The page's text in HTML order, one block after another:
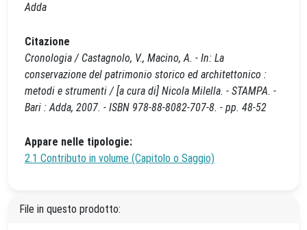
Adda
Citazione
Cronologia / Castagnolo, V., Macino, A. - In: La
conservazione del patrimonio storico ed architettonico :
metodi e strumenti / [a cura di] Nicola Milella. - STAMPA. -
Bari : Adda, 2007. - ISBN 978-88-8082-707-8. - pp. 48-52
Appare nelle tipologie:
2.1 Contributo in volume (Capitolo o Saggio)
File in questo prodotto: